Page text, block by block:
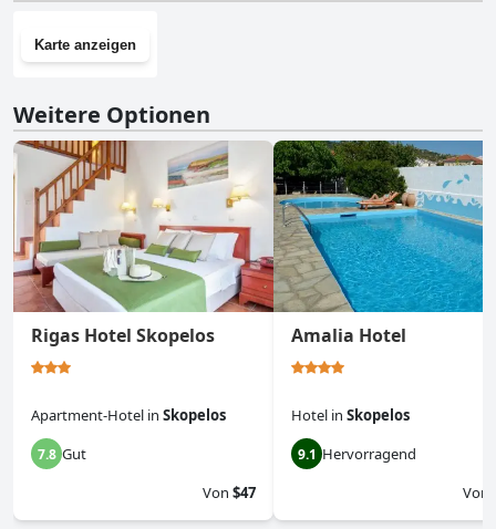
Karte anzeigen
Weitere Optionen
Rigas Hotel Skopelos
Apartment-Hotel in Skopelos
7.8 Gut
Von $47
Amalia Hotel
Hotel in Skopelos
9.1 Hervorragend
Von